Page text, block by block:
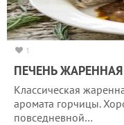
1
ПЕЧЕНЬ
Классическая
аромата горчицы.
повседневной…